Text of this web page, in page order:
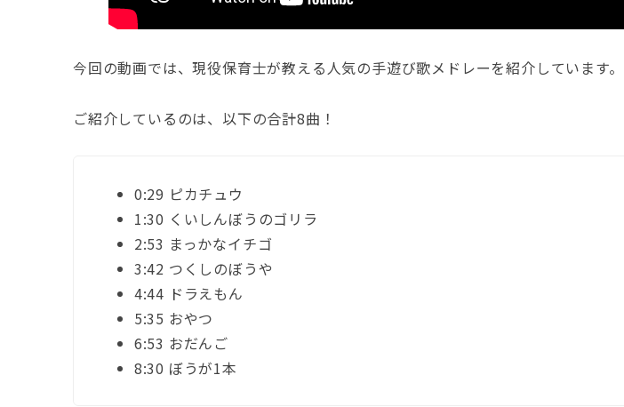
今回の動画では、現役保育士が教える人気の手遊び歌メドレーを紹介しています。
ご紹介しているのは、以下の合計8曲！
0:29 ピカチュウ
1:30 くいしんぼうのゴリラ
2:53 まっかなイチゴ
3:42 つくしのぼうや
4:44 ドラえもん
5:35 おやつ
6:53 おだんご
8:30 ぼうが1本